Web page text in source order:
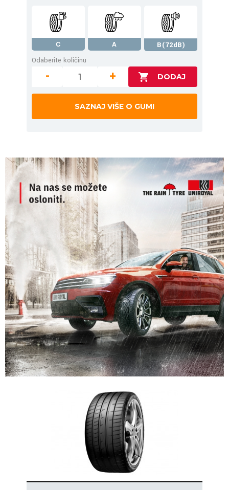
C A
B(72dB)
Odaberite količinu
- +
SAZNAJ VIŠE O GUMI